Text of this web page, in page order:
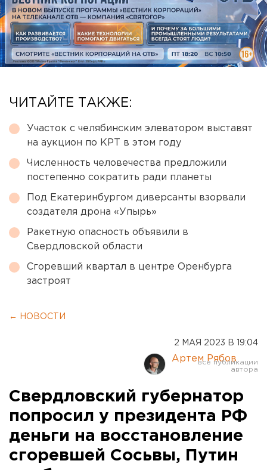
ЧИТАЙТЕ ТАКЖЕ:
Участок с челябинским элеватором выставят
на аукцион по КРТ в этом году
Численность человечества предложили
постепенно сократить ради планеты
Под Екатеринбургом диверсанты взорвали
создателя дрона «Упырь»
Ракетную опасность объявили в
Свердловской области
Сгоревший квартал в центре Оренбурга
застроят
← НОВОСТИ
2 МАЯ 2023 В 19:04
Артем Рябов
Свердловский губернатор
попросил у президента РФ
деньги на восстановление
сгоревшей Сосьвы, Путин